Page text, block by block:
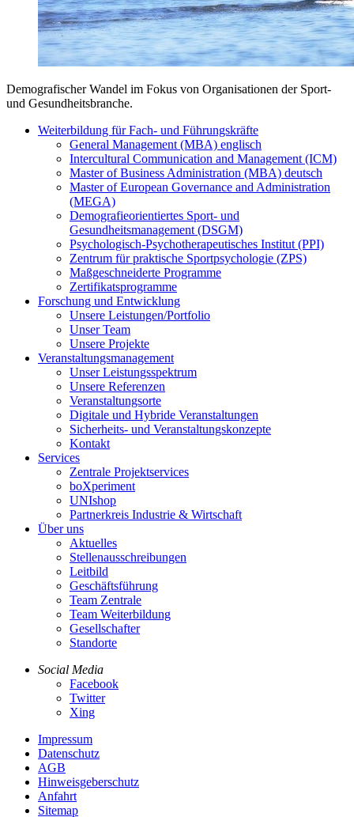
Demografischer Wandel im Fokus von Organisationen der Sport-
und Gesundheitsbranche.
Weiterbildung für Fach- und Führungskräfte
General Management (MBA) englisch
Intercultural Communication and Management (ICM)
Master of Business Administration (MBA) deutsch
Master of European Governance and Administration
(MEGA)
Demografieorientiertes Sport- und
Gesundheitsmanagement (DSGM)
Psychologisch-Psychotherapeutisches Institut (PPI)
Zentrum für praktische Sportpsychologie (ZPS)
Maßgeschneiderte Programme
Zertifikatsprogramme
Forschung und Entwicklung
Unsere Leistungen/Portfolio
Unser Team
Unsere Projekte
Veranstaltungsmanagement
Unser Leistungsspektrum
Unsere Referenzen
Veranstaltungsorte
Digitale und Hybride Veranstaltungen
Sicherheits- und Veranstaltungskonzepte
Kontakt
Services
Zentrale Projektservices
boXperiment
UNIshop
Partnerkreis Industrie & Wirtschaft
Über uns
Aktuelles
Stellenausschreibungen
Leitbild
Geschäftsführung
Team Zentrale
Team Weiterbildung
Gesellschafter
Standorte
Social Media
Facebook
Twitter
Xing
Impressum
Datenschutz
AGB
Hinweisgeberschutz
Anfahrt
Sitemap